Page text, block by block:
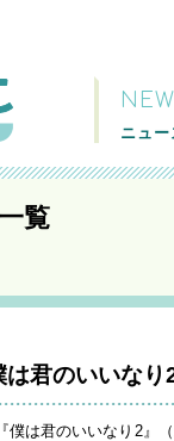
ニュー
覧
は君のいいな
僕は君のいいなり2』